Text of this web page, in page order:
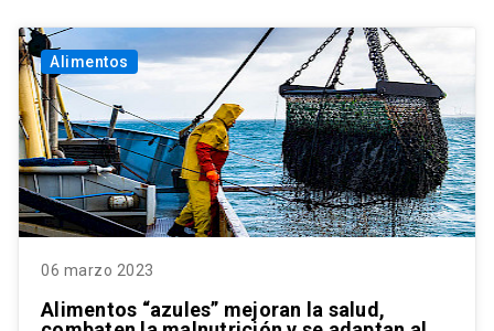
Alimentos
06 marzo 2023
Alimentos “azules” mejoran la salud,